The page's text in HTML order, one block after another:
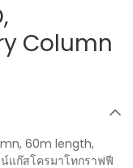
Column
60m length,
แก๊สโครมาโทกราฟฟี